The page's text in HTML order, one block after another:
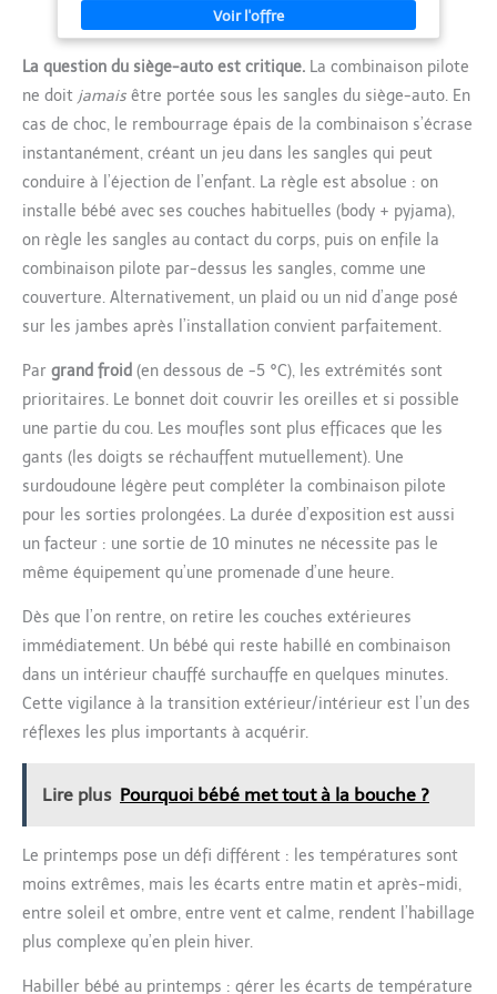
combinaison barboteuse bebe
combinaison polaire bebe fille
barboteuse bebe fille manches
longues noel barboteuse bebe
fille hiver 3 mois 12 mois
barboteuse bebe fille hiver
combinaison polaire bébé fille
tricot
Filles,Barboteuse GarçOns Filles ImperméAble Une PièCe
VêTements De Ski Avec Gants + Couvre Pieds Manteau Fourrure
Neige BéBé Fille GarçOn Hiver Chaud,Chaud Manteau De Neige
Garcon Fille Combinaison Bebe Hiver 24 Mois Combinaison
Pilote BéBé Fille | | BéBé GarçOn Fille Hiver Combinaison De
Neige,Manteau à Capuche BéBé GarçOn Fille Hiver BéBé Fille
GarçOn Rembourré à Capuche Combinaisons De Ski Fille BéBé
GarçOn BéBé Fille Combinaison D'Hiver | | BéBé Combinaison De
Neige Avec Gants,Hiver Doudoune Manteau Barboteuses à
Petits Combinaison Bebe Hiver BéBé GarçOn BéBé Fille
Combinaison D'Hiver | | Combinaison De Neige BéBé Nouveau
Né,Chaud Manteau De Neige Nouveau-Né 3-36 Mois Hiver
VêTements De BéBé Combinaison D'Hiver Pour Enfants Ours
Polaire Capuche Combinaison Coeur Combi-Short | | BéBé
Nouveau-Né Combinaison De Neige,Doudoune Manteau
Barboteuses à Capuche Hiver BéBé Fille GarçOn Rembourré à
Capuche Manteau Enfant Unisexe BéBé GarçOns Filles Ours
Capuche,Barboteuse Hiver Capuche GrenouillèRe GarçOns Filles
Combi Avec Moufles Et Chaussons BéBé 2 En 1 Mauve 12M
Combinaison Enfant Hiver Combinaison Pilote Bebe Garcon Fille
Manches Longues GrenouillèRe Snowsuit Avec Gants Avec Gants
Manteaux Et Blousons BéBé Fille Chaud à Capuche Veste
Combinaison De Neige | |
La question du siège-auto est critique. La combinaison pilote
ne doit jamais être portée sous les sangles du siège-auto. En
cas de choc, le rembourrage épais de la combinaison s’écrase
instantanément, créant un jeu dans les sangles qui peut
conduire à l’éjection de l’enfant. La règle est absolue : on
installe bébé avec ses couches habituelles (body + pyjama),
on règle les sangles au contact du corps, puis on enfile la
combinaison pilote par-dessus les sangles, comme une
couverture. Alternativement, un plaid ou un nid d’ange posé
sur les jambes après l’installation convient parfaitement.
Par grand froid (en dessous de -5 °C), les extrémités sont
prioritaires. Le bonnet doit couvrir les oreilles et si possible
une partie du cou. Les moufles sont plus efficaces que les
gants (les doigts se réchauffent mutuellement). Une
surdoudoune légère peut compléter la combinaison pilote
pour les sorties prolongées. La durée d’exposition est aussi
un facteur : une sortie de 10 minutes ne nécessite pas le
même équipement qu’une promenade d’une heure.
Dès que l’on rentre, on retire les couches extérieures
immédiatement. Un bébé qui reste habillé en combinaison
dans un intérieur chauffé surchauffe en quelques minutes.
Cette vigilance à la transition extérieur/intérieur est l’un des
réflexes les plus importants à acquérir.
Lire plus Pourquoi bébé met tout à la bouche ?
Le printemps pose un défi différent : les températures sont
moins extrêmes, mais les écarts entre matin et après-midi,
entre soleil et ombre, entre vent et calme, rendent l’habillage
plus complexe qu’en plein hiver.
Habiller bébé au printemps : gérer les écarts de température